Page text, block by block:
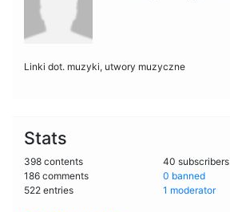
Linki dot. muzyki, utwory muzyczne
Stats
398 contents
186 comments
522 entries
40 subscribers
0 banned
1 moderator